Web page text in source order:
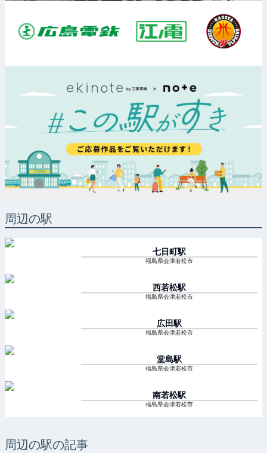
周辺の駅
七日町駅
福島県会津若松市
西若松駅
福島県会津若松市
広田駅
福島県会津若松市
堂島駅
福島県会津若松市
南若松駅
福島県会津若松市
周辺の駅の記事